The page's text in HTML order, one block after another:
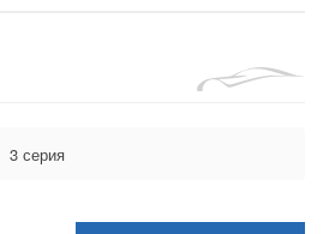
3 серия